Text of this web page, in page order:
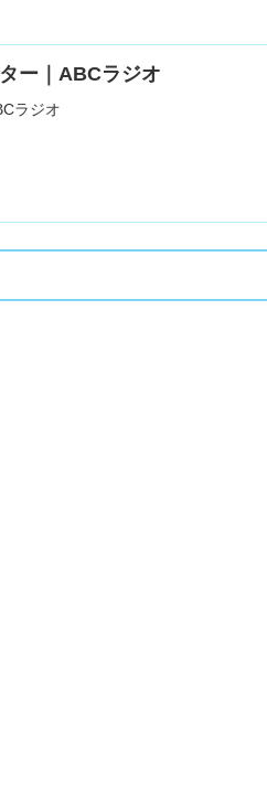
ー｜ABCラジオ
ラジオ